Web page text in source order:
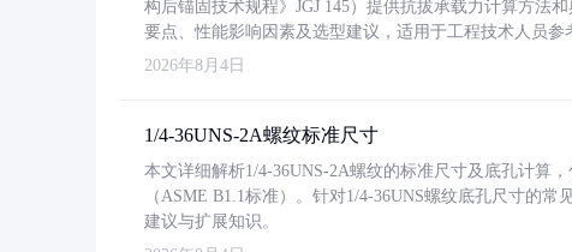
构后锚固技术规程》JGJ 145）提供抗拔承载力计算方法
要点、性能影响因素及选型建议，适用于工程技术人员参
2026年8月4日
1/4-36UNS-2A螺纹标准尺寸
本文详细解析1/4-36UNS-2A螺纹的标准尺寸及底孔计算
（ASME B1.1标准）。针对1/4-36UNS螺纹底孔尺寸的
建议与扩展知识。